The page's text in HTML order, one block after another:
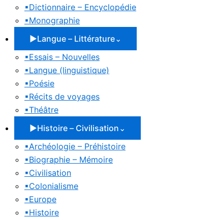
▪Dictionnaire – Encyclopédie
▪Monographie
▶Langue – Littérature⌄
▪Essais – Nouvelles
▪Langue (linguistique)
▪Poésie
▪Récits de voyages
▪Théâtre
▶Histoire – Civilisation ⌄
▪Archéologie – Préhistoire
▪Biographie – Mémoire
▪Civilisation
▪Colonialisme
▪Europe
▪Histoire